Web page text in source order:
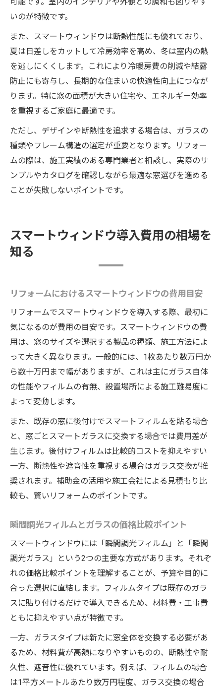
可能です。室内のインテリアや外観との調和も図りやす
いのが特徴です。
また、スマートウィンドウは断熱性能にも優れており、
夏は日差しをカットして冷房効率を高め、冬は室内の熱
を逃しにくくします。これにより冷暖房費の削減や結露
防止にも寄与し、長期的な住まいの快適性向上につなが
ります。特に窓の面積が大きい住宅や、エネルギー効率
を重視するご家庭に最適です。
ただし、デザインや断熱性を追求する場合は、ガラスの
種類やフレーム構造の選定が重要となります。リフォー
ムの際は、施工実績のある専門業者と相談し、実際のサ
ンプルやカタログを確認しながら最適な窓選びを進める
ことが失敗しないポイントです。
スマートウィンドウ導入費用の相場を
知る
リフォームにおけるスマートウィンドウの費用目安
リフォームでスマートウィンドウを導入する際、最初に
気になるのが費用の目安です。スマートウィンドウの費
用は、窓のサイズや選択する製品の種類、施工方法によ
って大きく異なります。一般的には、1枚あたり数万円か
ら数十万円まで幅がありますが、これは主にガラス自体
の性能やフィルムの有無、設置場所による施工難易度に
よって変動します。
また、既存の窓に後付けでスマートフィルムを貼る場合
と、窓ごとスマートガラスに交換する場合では費用差が
生じます。後付けフィルムは比較的コストを抑えやすい
一方、断熱性や遮音性を重視する場合はガラス交換が推
奨されます。補助金の活用や施工会社による見積もり比
較も、賢いリフォームのポイントです。
瞬間調光フィルムとガラスの価格比較ポイント
スマートウィンドウには「瞬間調光フィルム」と「瞬間
調光ガラス」という2つの主要な方式があります。それぞ
れの価格比較ポイントを理解することが、予算や目的に
合った選択に直結します。フィルムタイプは既存のガラ
スに貼り付けるだけで導入できるため、材料費・工事費
ともに抑えやすい点が特徴です。
一方、ガラスタイプは新たに窓全体を交換する必要があ
るため、材料費が高額になりやすいものの、断熱性や耐
久性、遮音性に優れています。例えば、フィルムの場合
は1平方メートルあたり数万円程度、ガラス交換の場合